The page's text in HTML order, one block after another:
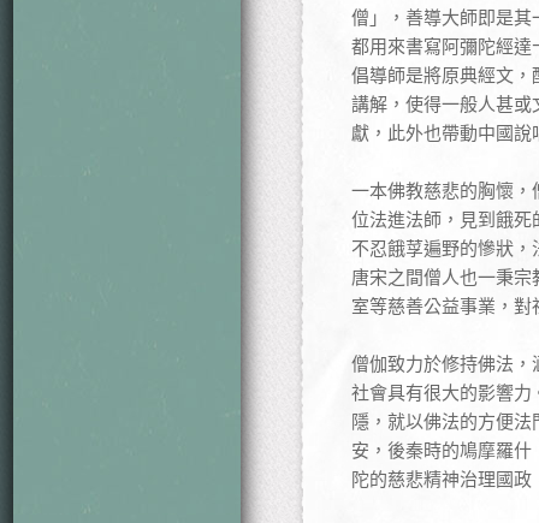
僧」，善導大師即是
都用來書寫阿彌陀經
倡導師是將原典經文
講解，使得一般人甚
獻，此外也帶動中國
一本佛教慈悲的胸懷
位法進法師，見到餓
不忍餓莩遍野的慘狀
唐宋之間僧人也一秉
室等慈善公益事業，
僧伽致力於修持佛法
社會具有很大的影響
隱，就以佛法的方便
安，後秦時的鳩摩羅
陀的慈悲精神治理國